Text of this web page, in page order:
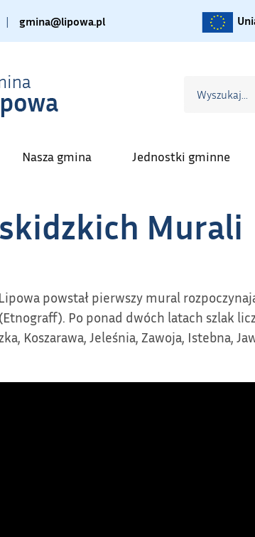
| gmina@lipowa.pl
Nasza gmina Jednostki gminne
Murali
powstał pierwszy mural
Po ponad dwóch latach szlak
Koszarawa, Jeleśnia, Zawoja, Istebna,